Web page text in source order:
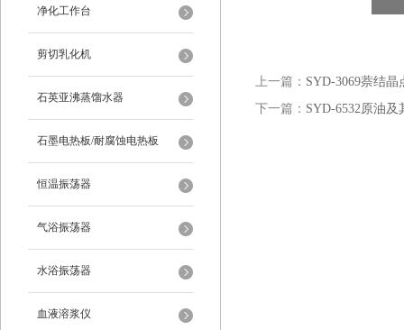
净化工作台
剪切乳化机
石英亚沸蒸馏水器
石墨电热板/耐腐蚀电热板
恒温振荡器
气浴振荡器
水浴振荡器
血液溶浆仪
上一篇： SYD-3069萘结晶
下一篇： SYD-6532原油